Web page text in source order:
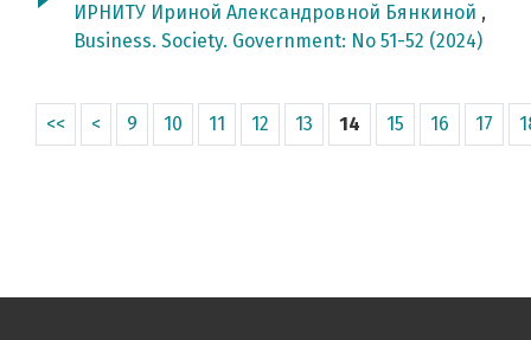
ИРНИТУ Ириной Александровной Бянкиной ,
Business. Society. Government: No 51-52 (2024)
<< < 9 10 11 12 13 14 15 16 17